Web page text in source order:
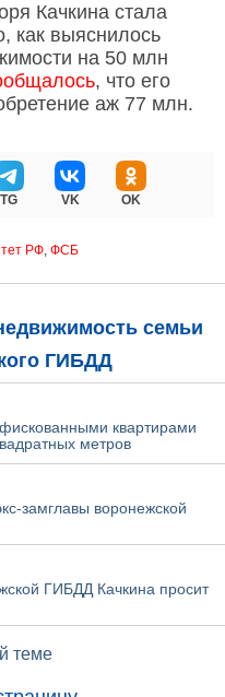
Качкина стала
как выяснилось
на 50 млн
, что его
аж 77 млн.
TG VK OK
РФ, ФСБ
семьи
ГИБДД
квартирами
метров
замглавы воронежской
ГИБДД Качкина просит
теме